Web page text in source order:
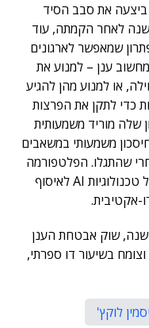
שמעסיקה 28 עובדים, ביצעה את סבב הסיד
שנה לאחר הקמתה, עוד
שמאפשר לארגונים
ענן – למנוע את
או למנוע מהן להגיע
כדי לתקן את הפרצות
שלה מוריד משמעותית
משמעותי במשאבים
שהתגלו. הפלטפורמה
שפיתחה החברה מבוססת, בין היתר, על טכנולוגיות AI לאיסוף
אקטיבית.
שנה, שוק אבטחת הענן
בשיעור דו ספרתי,
יסמין לוקץ'